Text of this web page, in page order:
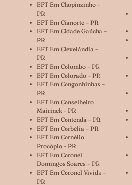
EFT Em Chopinzinho –
PR
EFT Em Cianorte – PR
EFT Em Cidade Gaúcha –
PR
EFT Em Clevelândia –
PR
EFT Em Colombo – PR
EFT Em Colorado – PR
EFT Em Congonhinhas –
PR
EFT Em Conselheiro
Mairinck – PR
EFT Em Contenda – PR
EFT Em Corbélia – PR
EFT Em Cornélio
Procópio – PR
EFT Em Coronel
Domingos Soares – PR
EFT Em Coronel Vivida –
PR